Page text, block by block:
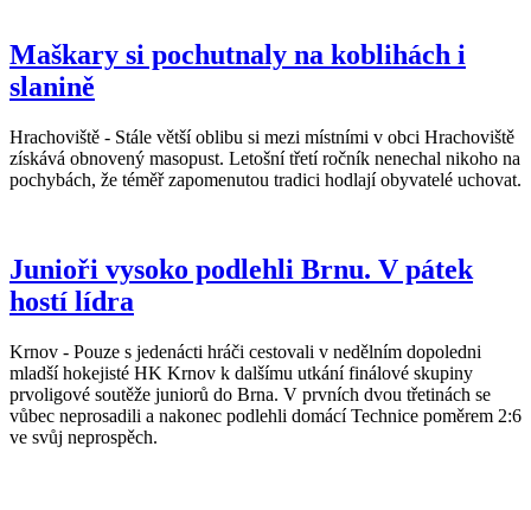
Maškary si pochutnaly na koblihách i
slanině
Hrachoviště - Stále větší oblibu si mezi místními v obci Hrachoviště
získává obnovený masopust. Letošní třetí ročník nenechal nikoho na
pochybách, že téměř zapomenutou tradici hodlají obyvatelé uchovat.
Junioři vysoko podlehli Brnu. V pátek
hostí lídra
Krnov - Pouze s jedenácti hráči cestovali v nedělním dopoledni
mladší hokejisté HK Krnov k dalšímu utkání finálové skupiny
prvoligové soutěže juniorů do Brna. V prvních dvou třetinách se
vůbec neprosadili a nakonec podlehli domácí Technice poměrem 2:6
ve svůj neprospěch.